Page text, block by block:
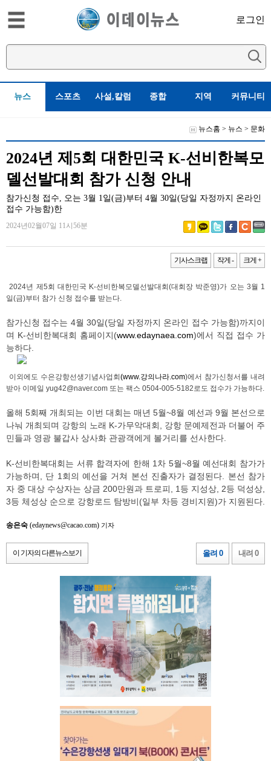
로그인
뉴스 스포츠 사설,칼럼 종합 지역 커뮤니티
뉴스홈 > 뉴스 > 문화
2024년 제5회 대한민국 K-선비한복모
델선발대회 참가 신청 안내
참가신청 접수, 오는 3월 1일(금)부터 4월 30일(당일 자정까지 온라인
접수 가능함)한
2024년02월07일 11시56분
기사스크랩 작게 - 크게 +
2024년 제5회 대한민국 K-선비한복모델선발대회(대회장 박준영)가 오는 3월 1
일(금)부터 참가 신청 접수를 받는다.
참가신청 접수는 4월 30일(당일 자정까지 온라인 접수 가능함)까지이
며 K-선비한복대회 홈페이지(www.edaynaea.com)에서 직접 접수 가
능하다.
이외에도 수은강항선생기념사업회 (www.강의나라.com)에서 참가신청서를 내려
받아 이메일 yug42@naver.com 또는 팩스 0504-005-5182로도 접수가 가능하다.
올해 5회째 개최되는 이번 대회는 매년 5월~8월 예선과 9월 본선으로
나눠 개최되며 강항의 노래 K-가무악대회, 강항 문예제전과 더불어 주
민들과 영광 불갑사 상사화 관광객에게 볼거리를 선사한다.
K-선비한복대회는 서류 합격자에 한해 1차 5월~8월 예선대회 참가가
가능하며, 단 1회의 예선을 거쳐 본선 진출자가 결정된다. 본선 참가
자 중 대상 수상자는 상금 200만원과 트로피, 1등 지성상, 2등 덕성상,
3등 체성상 순으로 강항로드 탐방비(일부 차등 경비지원)가 지원된다.
송은숙 (edaynews@cacao.com) 기자
이 기자의 다른뉴스보기 올려 0 내려 0